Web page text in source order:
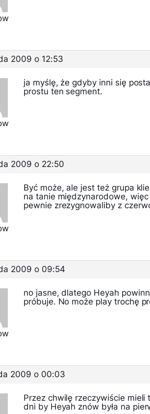
2009 o 12:53
ja myślę, że gdyby inni się
prostu ten segment.
2009 o 22:50
Być może, ale jest też grupa
na tanie międzynarodowe,
pewnie zrezygnowaliby z
2009 o 09:54
no jasne, dlatego Heyah
próbuje. No może play trochę
2009 o 00:03
Przez chwilę rzeczywiście mieli
dni by Heyah znów była na